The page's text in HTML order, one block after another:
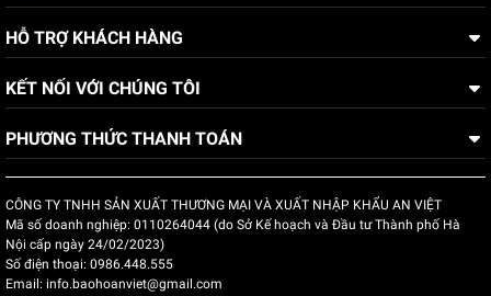
HỖ TRỢ KHÁCH HÀNG
KẾT NỐI VỚI CHÚNG TÔI
PHƯƠNG THỨC THANH TOÁN
CÔNG TY TNHH SẢN XUẤT THƯƠNG MẠI VÀ XUẤT NHẬP KHẨU AN VIỆT
Mã số doanh nghiệp: 0110264044 (do Sở Kế hoạch và Đầu tư Thành phố Hà
Nội cấp ngày 24/02/2023)
Số điện thoại: 0986.448.555
Email: info.baohoanviet@gmail.com